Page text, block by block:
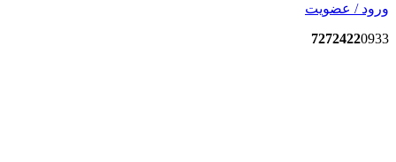
ورود / عضویت
72724220933